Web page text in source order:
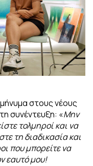
στους νέους
συνέντευξη: «Μην
τολμηροί και να
τη διαδικασία και
που μπορείτε να
εαυτό μου!